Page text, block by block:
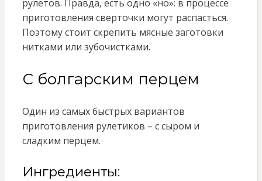
рулетов. Правда, есть одно «но»: в процессе
приготовления сверточки могут распасться.
Поэтому стоит скрепить мясные заготовки
нитками или зубочистками.
С болгарским перцем
Один из самых быстрых вариантов
приготовления рулетиков – с сыром и
сладким перцем.
Ингредиенты: